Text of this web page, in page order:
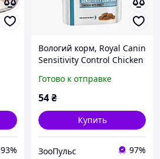
93%
Вологий корм, Royal Canin
Sensitivity Control Chicken
середніх порід
лікувальний шматочки в
Готово к отправке
54₴
Купить
ЗооПульс 97%